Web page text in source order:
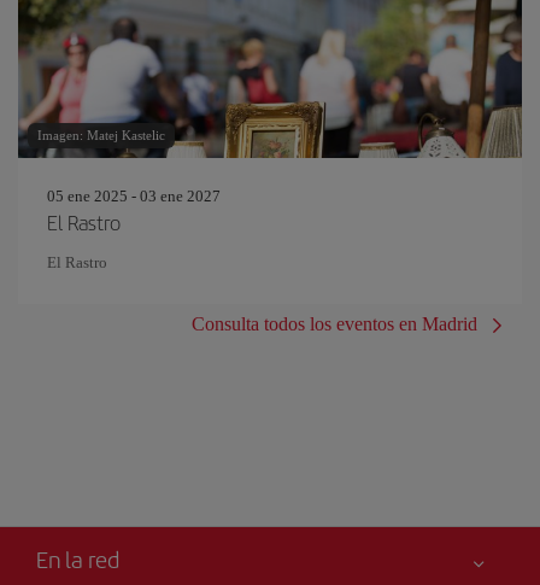
Imagen: Matej Kastelic
05 ene 2025 - 03 ene 2027
El Rastro
El Rastro
Consulta todos los eventos en Madrid
En la red